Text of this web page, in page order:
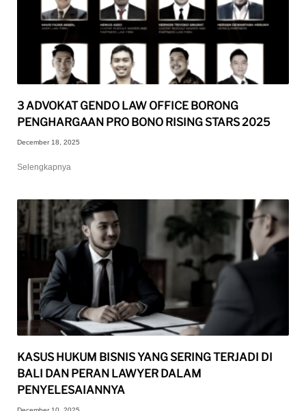
3 ADVOKAT GENDO LAW OFFICE BORONG
PENGHARGAAN PRO BONO RISING STARS 2025
December 18, 2025
Selengkapnya
KASUS HUKUM BISNIS YANG SERING TERJADI DI
BALI DAN PERAN LAWYER DALAM
PENYELESAIANNYA